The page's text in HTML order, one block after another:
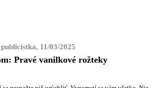
11/03/2025
Pravé vanilkové rožteky